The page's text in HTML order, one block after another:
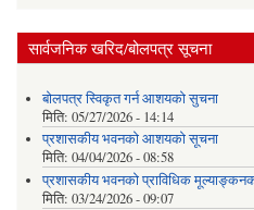
सार्वजनिक खरिद/बोलपत्र सूचना
बोलपत्र स्विकृत गर्न आशयको सुचना
मिति: 05/27/2026 - 14:14
प्रशासकीय भवनको आशयको सूचना
मिति: 04/04/2026 - 08:58
प्रशासकीय भवनको प्राविधिक
मिति: 03/24/2026 - 09:07